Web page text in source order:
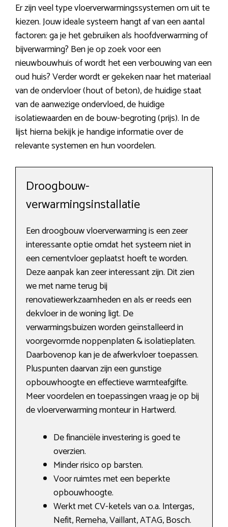
Er zijn veel type vloerverwarmingssystemen om uit te
kiezen. Jouw ideale systeem hangt af van een aantal
factoren: ga je het gebruiken als hoofdverwarming of
bijverwarming? Ben je op zoek voor een
nieuwbouwhuis of wordt het een verbouwing van een
oud huis? Verder wordt er gekeken naar het materiaal
van de ondervloer (hout of beton), de huidige staat
van de aanwezige ondervloed, de huidige
isolatiewaarden en de bouw-begroting (prijs). In de
lijst hierna bekijk je handige informatie over de
relevante systemen en hun voordelen.
Droogbouw-
verwarmingsinstallatie
Een droogbouw vloerverwarming is een zeer
interessante optie omdat het systeem niet in
een cementvloer geplaatst hoeft te worden.
Deze aanpak kan zeer interessant zijn. Dit zien
we met name terug bij
renovatiewerkzaamheden en als er reeds een
dekvloer in de woning ligt. De
verwarmingsbuizen worden geïnstalleerd in
voorgevormde noppenplaten & isolatieplaten.
Daarbovenop kan je de afwerkvloer toepassen.
Pluspunten daarvan zijn een gunstige
opbouwhoogte en effectieve warmteafgifte.
Meer voordelen en toepassingen vraag je op bij
de vloerverwarming monteur in Hartwerd.
De financiële investering is goed te
overzien.
Minder risico op barsten.
Voor ruimtes met een beperkte
opbouwhoogte.
Werkt met CV-ketels van o.a. Intergas,
Nefit, Remeha, Vaillant, ATAG, Bosch.